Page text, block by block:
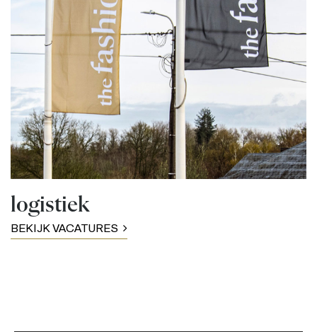
logistiek
BEKIJK VACATURES